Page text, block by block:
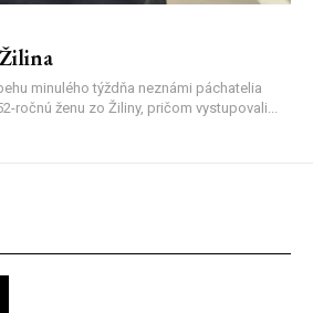
minulého týždňa neznámi páchatelia
ročnú ženu zo Žiliny, pričom vystupovali...